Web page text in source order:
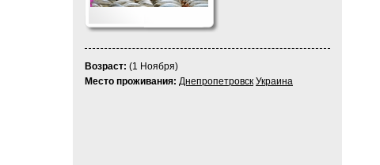
Возраст: (1 Ноября)
Место проживания: Днепропетровск Украина